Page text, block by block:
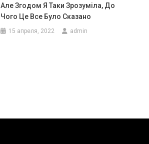
Але Згодом Я Таки Зрозуміла, До
Чого Це Все Було Сказано
15 апреля, 2022 admin